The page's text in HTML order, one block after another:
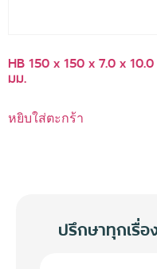
HB 150 x 150 x 7.0 x 10.0
มม.
หยิบใส่ตะกร้า
ปรึกษาทุกเรื่อ